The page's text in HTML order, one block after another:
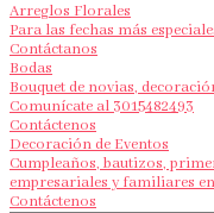
Arreglos Florales
Para las fechas más
Contáctanos
Bodas
Bouquet de novias,
Comunícate al 3015482493
Contáctenos
Decoración de Eventos
Cumpleaños, bautizos,
empresariales y familiares
Contáctenos